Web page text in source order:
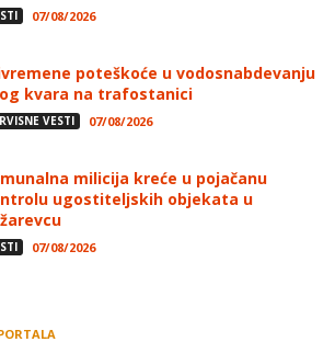
07/08/2026
poteškoće u vodosnabdevanju
kvara na trafostanici
VESTI 07/08/2026
milicija kreće u pojačanu
ugostiteljskih objekata u
07/08/2026